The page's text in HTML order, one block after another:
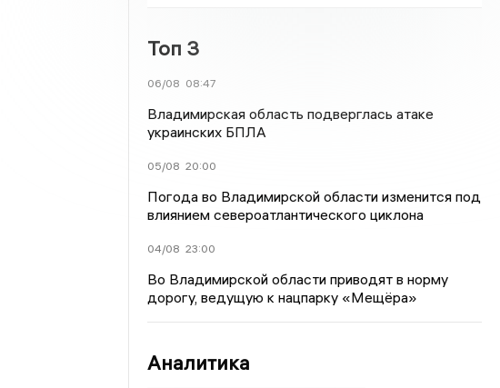
Топ 3
06/08 08:47
Владимирская область подверглась атаке
украинских БПЛА
05/08 20:00
Погода во Владимирской области изменится под
влиянием североатлантического циклона
04/08 23:00
Во Владимирской области приводят в норму
дорогу, ведущую к нацпарку «Мещёра»
Аналитика